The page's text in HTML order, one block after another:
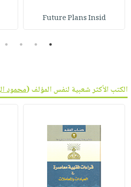
Future Plans Insid
1
2
3
4
الكتب الأكثر شعبية لنفس المؤلف (محمود